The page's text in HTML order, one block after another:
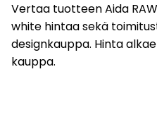
Vertaa tuotteen Aida
white hintaa sekä
designkauppa. Hinta
kauppa.